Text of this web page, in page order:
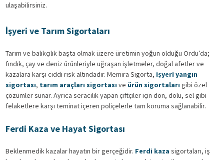
ulaşabilirsiniz.
İşyeri ve Tarım Sigortaları
Tarım ve balıkçılık başta olmak üzere üretimin yoğun olduğu Ordu’da;
fındık, çay ve deniz ürünleriyle uğraşan işletmeler, doğal afetler ve
kazalara karşı ciddi risk altındadır. Memira Sigorta, işyeri yangın
sigortası, tarım araçları sigortası ve ürün sigortaları gibi özel
çözümler sunar. Ayrıca seracılık yapan çiftçiler için don, dolu, sel gibi
felaketlere karşı teminat içeren poliçelerle tam koruma sağlanabilir.
Ferdi Kaza ve Hayat Sigortası
Beklenmedik kazalar hayatın bir gerçeğidir. Ferdi kaza sigortaları, iş